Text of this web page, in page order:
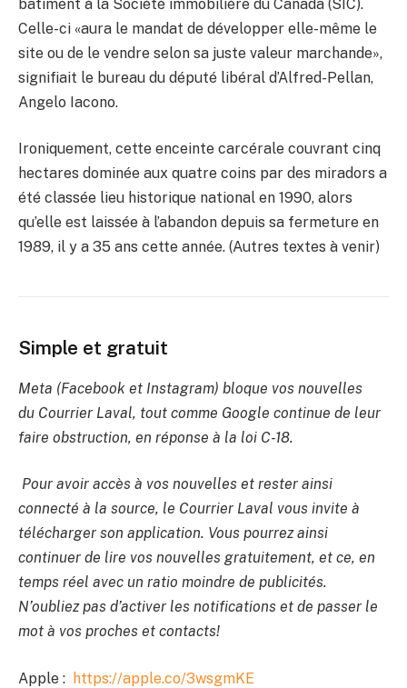
bâtiment à la Société immobilière du Canada (SIC).
Celle-ci «aura le mandat de développer elle-même le
site ou de le vendre selon sa juste valeur marchande»,
signifiait le bureau du député libéral d’Alfred-Pellan,
Angelo Iacono.
Ironiquement, cette enceinte carcérale couvrant cinq
hectares dominée aux quatre coins par des miradors a
été classée lieu historique national en 1990, alors
qu’elle est laissée à l’abandon depuis sa fermeture en
1989, il y a 35 ans cette année. (Autres textes à venir)
Simple et gratuit
Meta (Facebook et Instagram) bloque vos nouvelles
du Courrier Laval, tout comme Google continue de leur
faire obstruction, en réponse à la loi C-18.
Pour avoir accès à vos nouvelles et rester ainsi
connecté à la source, le Courrier Laval vous invite à
télécharger son application. Vous pourrez ainsi
continuer de lire vos nouvelles gratuitement, et ce, en
temps réel avec un ratio moindre de publicités.
N’oubliez pas d’activer les notifications et de passer le
mot à vos proches et contacts!
Apple : https://apple.co/3wsgmKE